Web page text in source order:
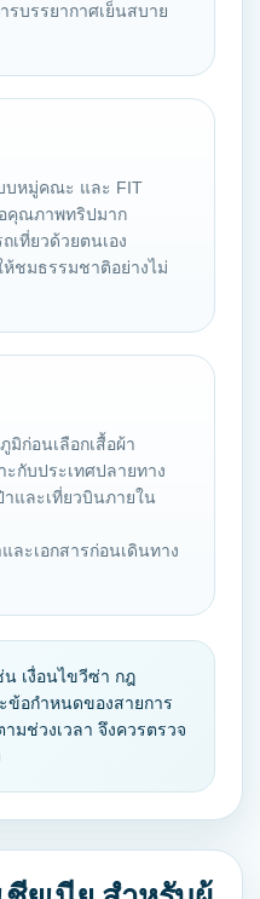
รบรรยากาศเย็นสบาย
บหมู่คณะ และ FIT
คุณภาพทริปมาก
เที่ยวด้วยตนเอง
ห้ชมธรรมชาติอย่างไม่
ก่อนเลือกเสื้อผ้า
ะกับประเทศปลายทาง
าและเที่ยวบินภายใน
ละเอกสารก่อนเดินทาง
เงื่อนไขวีซ่า กฎ
ข้อกำหนดของสายการ
มช่วงเวลา จึงควรตรวจ